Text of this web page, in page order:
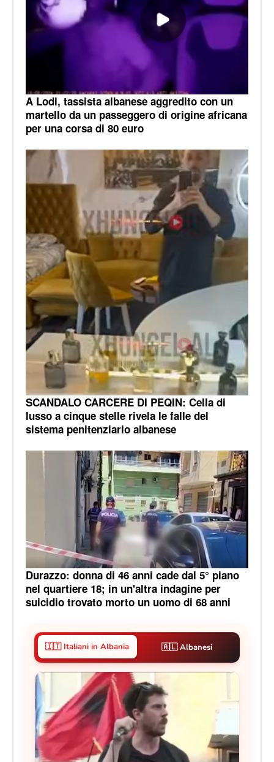
A Lodi, tassista albanese aggredito con un
martello da un passeggero di origine africana
per una corsa di 80 euro
SCANDALO CARCERE DI PEQIN: Cella di
lusso a cinque stelle rivela le falle del
sistema penitenziario albanese
Durazzo: donna di 46 anni cade dal 5° piano
nel quartiere 18; in un'altra indagine per
suicidio trovato morto un uomo di 68 anni
🇮🇹 Italiani in Albania 🇦🇱 Albanesi